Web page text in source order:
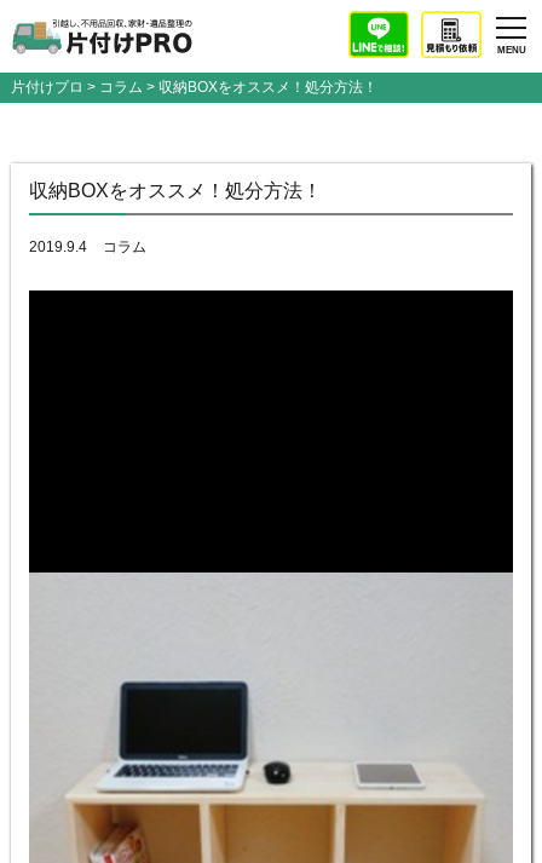
片付けプロ > コラム > 収納BOXをオススメ！処分方法！
収納BOXをオススメ！処分方法！
2019.9.4 コラム